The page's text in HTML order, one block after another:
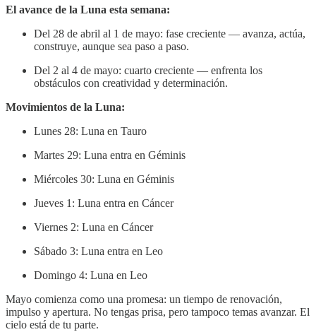
El avance de la Luna esta semana:
Del 28 de abril al 1 de mayo: fase creciente — avanza, actúa,
construye, aunque sea paso a paso.
Del 2 al 4 de mayo: cuarto creciente — enfrenta los
obstáculos con creatividad y determinación.
Movimientos de la Luna:
Lunes 28: Luna en Tauro
Martes 29: Luna entra en Géminis
Miércoles 30: Luna en Géminis
Jueves 1: Luna entra en Cáncer
Viernes 2: Luna en Cáncer
Sábado 3: Luna entra en Leo
Domingo 4: Luna en Leo
Mayo comienza como una promesa: un tiempo de renovación,
impulso y apertura. No tengas prisa, pero tampoco temas avanzar. El
cielo está de tu parte.